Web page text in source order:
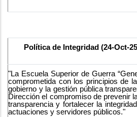
Política de Integridad (24-Oct-
"La Escuela Superior de Guerra
comprometida con los principios de
gobierno y la gestión pública
Dirección el compromiso de prevenir
transparencia y fortalecer la
actuaciones y servidores públicos."